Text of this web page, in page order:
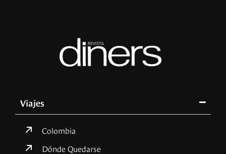
Viajes
Colombia
Dónde Quedarse